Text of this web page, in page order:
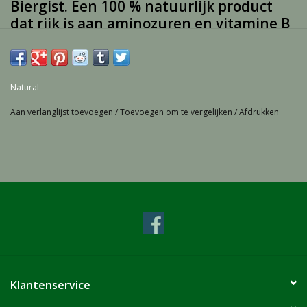
Biergist. Een 100 % natuurlijk product
dat rijk is aan aminozuren en vitamine B
Natural Vitaminor is biergist van wort, granen en
suikerderivaten.
De grondstof komt uitsluitend van brouwerijen. Dit bijproduct
wordt grondig gedroogd en met de grootste zorg voorbereid,
Natural
Aan verlanglijst toevoegen /Toevoegen om te vergelijken /Afdrukken
Klantenservice